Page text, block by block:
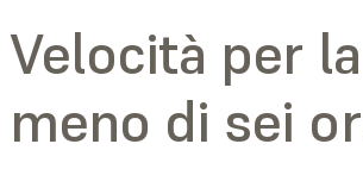
Velocità per
meno di sei